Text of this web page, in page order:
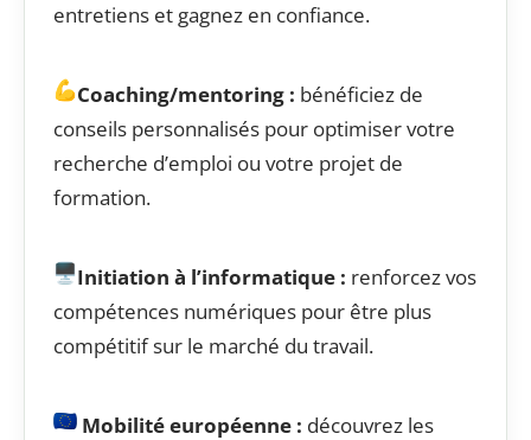
entretiens et gagnez en confiance.
Coaching/mentoring : bénéficiez de
conseils personnalisés pour optimiser votre
recherche d’emploi ou votre projet de
formation.
Initiation à l’informatique : renforcez vos
compétences numériques pour être plus
compétitif sur le marché du travail.
Mobilité européenne : découvrez les